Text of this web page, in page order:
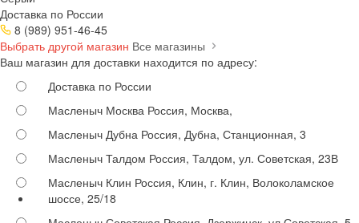
Доставка по России
8 (989) 951-46-45
Выбрать другой магазин Все магазины
Ваш магазин для доставки находится по адресу:
Доставка по России
Масленыч Москва Россия, Москва,
Масленыч Дубна Россия, Дубна, Станционная, 3
Масленыч Талдом Россия, Талдом, ул. Советская, 23В
Масленыч Клин Россия, Клин, г. Клин, Волоколамское
шоссе, 25/18